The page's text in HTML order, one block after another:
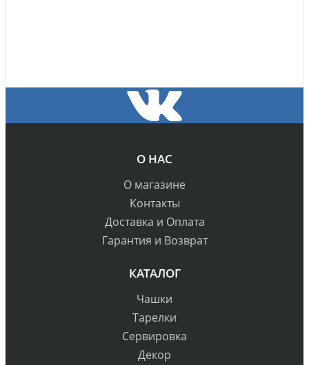
О НАС
О магазине
Контакты
Доставка и Оплата
Гарантия и Возврат
КАТАЛОГ
Чашки
Тарелки
Сервировка
Декор